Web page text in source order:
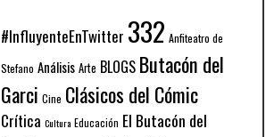
#InfluyenteEnTwitter 332 Anfiteatro de
Stefano Análisis Arte BLOGS Butacón del
Garci Cine Clásicos del Cómic
Crítica Cultura Educación El Butacón del